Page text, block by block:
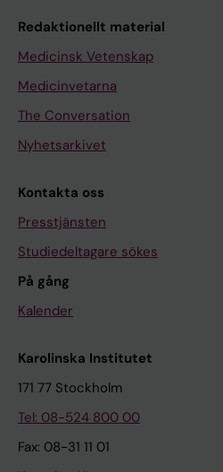
Redaktionellt material
Medicinsk Vetenskap
Medicinvetarna
The Conversation
Nyhetsarkivet
Kontakta oss
Presstjänsten
Studiedeltagare sökes
På gång
Kalender
Karolinska Institutet
171 77 Stockholm
Tel: 08-524 800 00
Fax: 08-31 11 01